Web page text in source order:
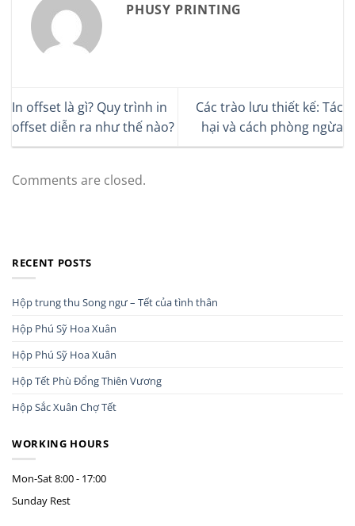
PHUSY PRINTING
In offset là gì? Quy trình in
offset diễn ra như thế nào?
Các trào lưu thiết kế: Tác
hại và cách phòng ngừa
Comments are closed.
RECENT POSTS
Hộp trung thu Song ngư – Tết của tình thân
Hộp Phú Sỹ Hoa Xuân
Hộp Phú Sỹ Hoa Xuân
Hộp Tết Phù Đổng Thiên Vương
Hộp Sắc Xuân Chợ Tết
WORKING HOURS
Mon-Sat8:00 - 17:00
Sunday Rest